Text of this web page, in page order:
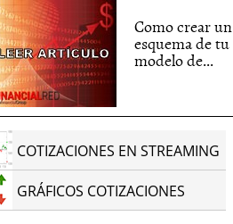
Como crear un
esquema de tu
modelo de...
COTIZACIONES EN STREAMING
GRÁFICOS COTIZACIONES